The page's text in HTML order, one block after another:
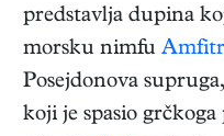
predstavlja dupina
morsku nimfu
Posejdonova
koji je spasio